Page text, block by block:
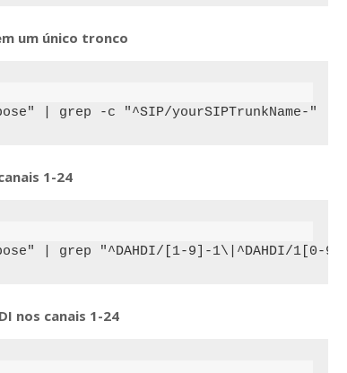
um único tronco
| grep -c "^SIP/yourSIPTrunkName-"
1-24
| grep "^DAHDI/[1-9]-1\|^DAHDI/1[0-9]-
nos canais 1-24